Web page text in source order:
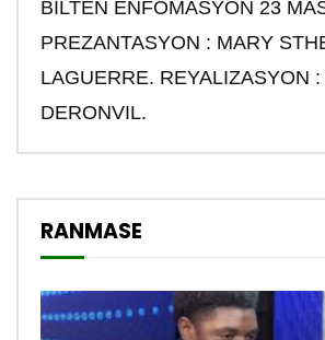
BILTEN ENFOMASYON 23
PREZANTASYON : MARY
LAGUERRE. REYALIZASYON
DERONVIL.
RANMASE